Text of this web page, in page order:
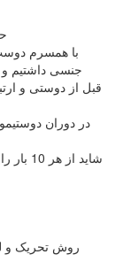
حدود
با همسرم
جنسی داشتیم
قبل از دوستی و
در دوران
شاید از هر 10 بار رابطمون، من 2 بار ارضای کامل می شم فقط
روش تحریک و